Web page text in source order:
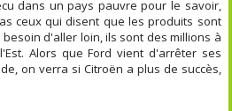
dans un pays pauvre pour le savoir,
ceux qui disent que les produits sont
d'aller loin, ils sont des millions à
Alors que Ford vient d'arrêter ses
on verra si Citroën a plus de succès,